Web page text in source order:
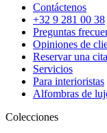
Contáctenos
+32 9 281 00 38
Preguntas
Opiniones de
Reservar una cita
Servicios
Para interioristas
Alfombras de
Colecciones